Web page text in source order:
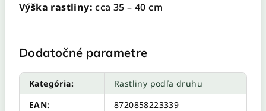
Výška rastliny: cca 35 – 40 cm
Dodatočné parametre
Kategória:
Rastliny podľa druhu
EAN: 8720858223339